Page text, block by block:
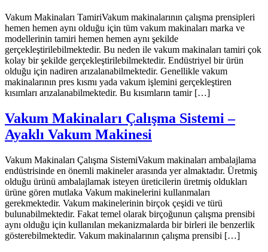
Vakum Makinaları TamiriVakum makinalarının çalışma prensipleri
hemen hemen aynı olduğu için tüm vakum makinaları marka ve
modellerinin tamiri hemen hemen aynı şekilde
gerçekleştirilebilmektedir. Bu neden ile vakum makinaları tamiri çok
kolay bir şekilde gerçekleştirilebilmektedir. Endüstriyel bir ürün
olduğu için nadiren arızalanabilmektedir. Genellikle vakum
makinalarının pres kısmı yada vakum işlemini gerçekleştiren
kısımları arızalanabilmektedir. Bu kısımların tamir […]
Vakum Makinaları Çalışma Sistemi –
Ayaklı Vakum Makinesi
Vakum Makinaları Çalışma SistemiVakum makinaları ambalajlama
endüstrisinde en önemli makineler arasında yer almaktadır. Üretmiş
olduğu ürünü ambalajlamak isteyen üreticilerin üretmiş oldukları
ürüne gören mutlaka Vakum makinelerini kullanmaları
gerekmektedir. Vakum makinelerinin birçok çeşidi ve türü
bulunabilmektedir. Fakat temel olarak birçoğunun çalışma prensibi
aynı olduğu için kullanılan mekanizmalarda bir birleri ile benzerlik
gösterebilmektedir. Vakum makinalarının çalışma prensibi […]